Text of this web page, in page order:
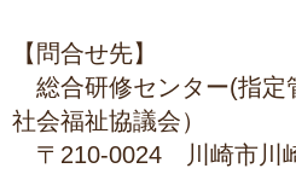
【問合せ先】
総合研修センター(指定
社会福祉協議会）
〒210-0024 川崎市川